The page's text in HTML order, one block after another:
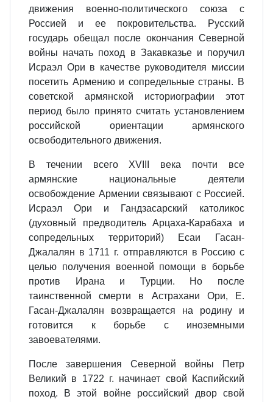
движения военно-политического союза с
Россией и ее покровительства. Русский
государь обещал после окончания Северной
войны начать поход в Закавказье и поручил
Исраэл Ори в качестве руководителя миссии
посетить Армению и сопредельные страны. В
советской армянской историографии этот
период было принято считать установлением
российской ориентации армянского
освободительного движения.
В течении всего XVIII века почти все
армянские национальные деятели
освобождение Армении связывают с Россией.
Исраэл Ори и Гандзасарский католикос
(духовный предводитель Арцаха-Карабаха и
сопредельных территорий) Есаи Гасан-
Джалалян в 1711 г. отправляются в Россию с
целью получения военной помощи в борьбе
против Ирана и Турции. Но после
таинственной смерти в Астрахани Ори, Е.
Гасан-Джалалян возвращается на родину и
готовится к борьбе с иноземными
завоевателями.
После завершения Северной войны Петр
Великий в 1722 г. начинает свой Каспийский
поход. В этой войне российский двор свой